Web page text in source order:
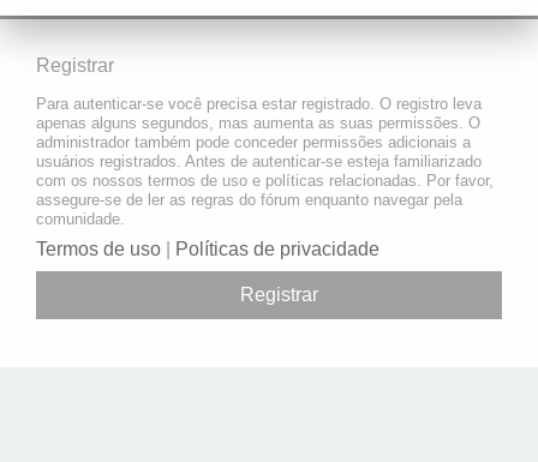
Registrar
Para autenticar-se você precisa estar registrado. O registro leva
apenas alguns segundos, mas aumenta as suas permissões. O
administrador também pode conceder permissões adicionais a
usuários registrados. Antes de autenticar-se esteja familiarizado
com os nossos termos de uso e políticas relacionadas. Por favor,
assegure-se de ler as regras do fórum enquanto navegar pela
comunidade.
Termos de uso Políticas de privacidade
Registrar